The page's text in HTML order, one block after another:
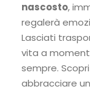
nascosto,
regalerà
Lasciati
vita a
sempre.
abbracciare